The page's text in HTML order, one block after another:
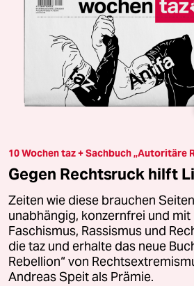
10 Wochen taz + Sachbuch „Autoritäre
Gegen Rechtsruck hilft
Zeiten wie diese brauchen
unabhängig, konzernfrei und
Faschismus, Rassismus und
die taz und erhalte das neue
Rebellion“ von
Andreas Speit als Prämie.